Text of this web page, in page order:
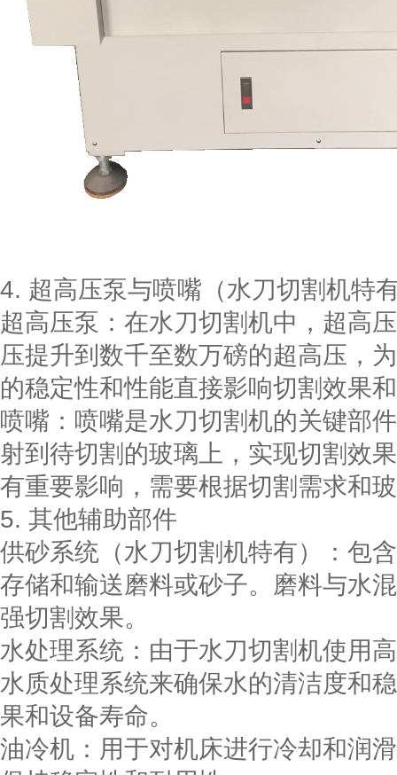
4. 超高压泵与喷嘴（水刀切割机特
超高压泵：在水刀切割机中，超高
压提升到数千至数万磅的超高压，
的稳定性和性能直接影响切割效果
喷嘴：喷嘴是水刀切割机的关键部
射到待切割的玻璃上，实现切割效
有重要影响，需要根据切割需求和
5. 其他辅助部件
供砂系统（水刀切割机特有）：包
存储和输送磨料或砂子。磨料与水
强切割效果。
水处理系统：由于水刀切割机使用
水质处理系统来确保水的清洁度和
果和设备寿命。
油冷机：用于对机床进行冷却和润